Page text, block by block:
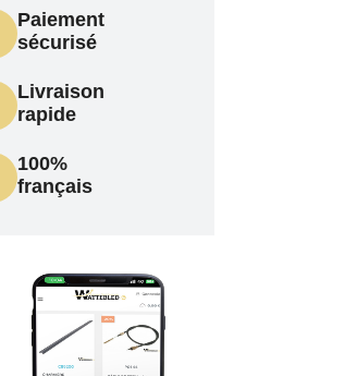
Paiement
sécurisé
Livraison
rapide
100%
français